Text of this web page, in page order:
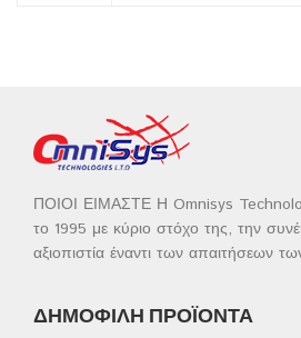
ΠΟΙΟΙ ΕΙΜΑΣΤΕ Η Omnisys
το 1995 με κύριο στόχο της, την
αξιοπιστία έναντι των απαιτήσεων
ΔΗΜΟΦΙΛΉ ΠΡΟΪΌΝΤΑ